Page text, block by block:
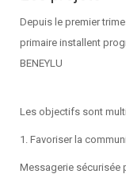
Depuis le premier
primaire installent
BENEYLU
Les objectifs sont
1. Favoriser la
Messagerie sécurisée